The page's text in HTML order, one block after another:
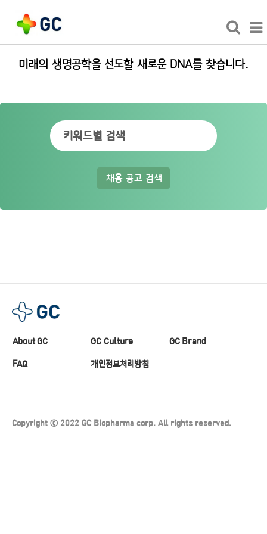
미래의 생명공학을 선도할 새로운 DNA를 찾습니다.
About GC GC Culture GC Brand
FAQ 개인정보처리방침
Copyright ⓒ 2022 GC Biopharma corp. All rights reserved.